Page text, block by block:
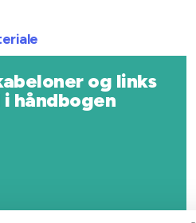
og links
håndbogen